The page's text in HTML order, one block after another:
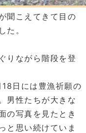
聞こえてきて目の
た。
りながら階段を登
日には豊漁祈願の
男性たちが大きな
の写真を見たとき
と思い続けていま